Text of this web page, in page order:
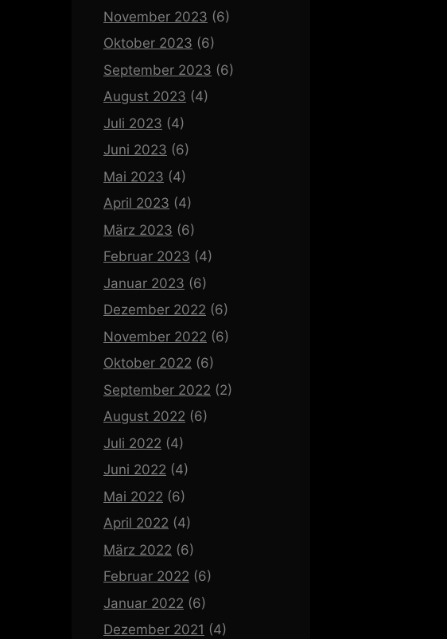
November 2023 (6)
Oktober 2023 (6)
September 2023 (6)
August 2023 (4)
Juli 2023 (4)
Juni 2023 (6)
Mai 2023 (4)
April 2023 (4)
März 2023 (6)
Februar 2023 (4)
Januar 2023 (6)
Dezember 2022 (6)
November 2022 (6)
Oktober 2022 (6)
September 2022 (2)
August 2022 (6)
Juli 2022 (4)
Juni 2022 (4)
Mai 2022 (6)
April 2022 (4)
März 2022 (6)
Februar 2022 (6)
Januar 2022 (6)
Dezember 2021 (4)